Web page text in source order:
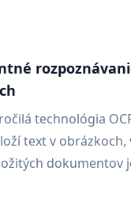
technológia
text v obrázkoch,
dokumentov